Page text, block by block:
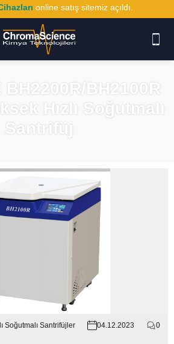
online satış sitemiz açıldı.
BH2200R/BH2100R
Hızlı Soğutmalı
Santrifüj
Soğutmalı Santrifüjler 04.12.2023 0